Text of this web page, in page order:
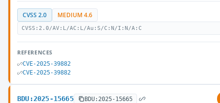
CVSS 2.0 MEDIUM 4.6
CVSS:2.0/AV:L/AC:L/Au:S/C:N/I:N/A:C
REFERENCES
CVE-2025-39882
CVE-2025-39882
BDU:2025-15665 BDU:2025-15665